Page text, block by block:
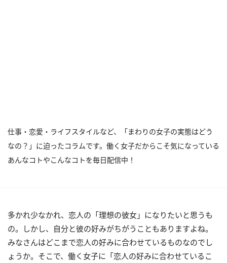
仕事・恋愛・ライフスタイルなど、「まわりの女子の実態はどう
なの？」に迫ったコラムです。働く女子だからこそ気になっている
あんなコトやこんなコトを毎日配信中！
多かれ少なかれ、恋人の「理想の彼女」になりたいと思うも
の。しかし、自分と彼の好みがちがうこともありますよね。
みなさんはどこまで恋人の好みに合わせているものなのでし
ょうか。そこで、働く女子に「恋人の好みに合わせているこ